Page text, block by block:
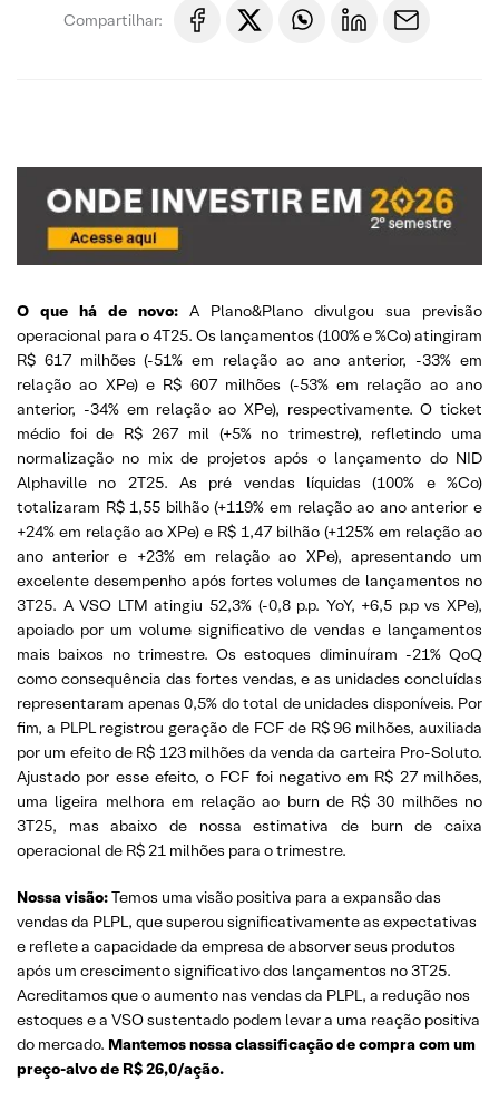
Compartilhar:
O que há de novo: A Plano&Plano divulgou sua previsão
operacional para o 4T25. Os lançamentos (100% e %Co) atingiram
R$ 617 milhões (-51% em relação ao ano anterior, -33% em
relação ao XPe) e R$ 607 milhões (-53% em relação ao ano
anterior, -34% em relação ao XPe), respectivamente. O ticket
médio foi de R$ 267 mil (+5% no trimestre), refletindo uma
normalização no mix de projetos após o lançamento do NID
Alphaville no 2T25. As pré vendas líquidas (100% e %Co)
totalizaram R$ 1,55 bilhão (+119% em relação ao ano anterior e
+24% em relação ao XPe) e R$ 1,47 bilhão (+125% em relação ao
ano anterior e +23% em relação ao XPe), apresentando um
excelente desempenho após fortes volumes de lançamentos no
3T25. A VSO LTM atingiu 52,3% (-0,8 p.p. YoY, +6,5 p.p vs XPe),
apoiado por um volume significativo de vendas e lançamentos
mais baixos no trimestre. Os estoques diminuíram -21% QoQ
como consequência das fortes vendas, e as unidades concluídas
representaram apenas 0,5% do total de unidades disponíveis. Por
fim, a PLPL registrou geração de FCF de R$ 96 milhões, auxiliada
por um efeito de R$ 123 milhões da venda da carteira Pro-Soluto.
Ajustado por esse efeito, o FCF foi negativo em R$ 27 milhões,
uma ligeira melhora em relação ao burn de R$ 30 milhões no
3T25, mas abaixo de nossa estimativa de burn de caixa
operacional de R$ 21 milhões para o trimestre.
Nossa visão:Temos uma visão positiva para a expansão das
vendas da PLPL, que superou significativamente as expectativas
e reflete a capacidade da empresa de absorver seus produtos
após um crescimento significativo dos lançamentos no 3T25.
Acreditamos que o aumento nas vendas da PLPL, a redução nos
estoques e a VSO sustentado podem levar a uma reação positiva
do mercado. Mantemos nossa classificação de compra com um
preço-alvo de R$ 26,0/ação.